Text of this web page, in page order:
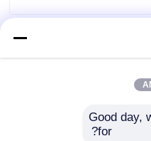
Good day,
for?